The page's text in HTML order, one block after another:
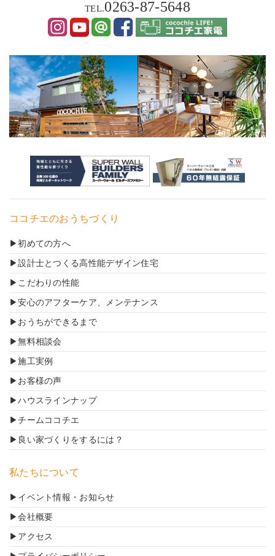
TEL.0263-87-5648
ココチエのおうちづくり
初めての方へ
設計士とつくる高性能デザイン住宅
こだわりの性能
安心のアフターケア、メンテナンス
おうちができるまで
無料相談会
施工実例
お客様の声
ハウスラインナップ
チームココチエ
良い家づくりをするには？
私たちについて
イベント情報・お知らせ
会社概要
アクセス